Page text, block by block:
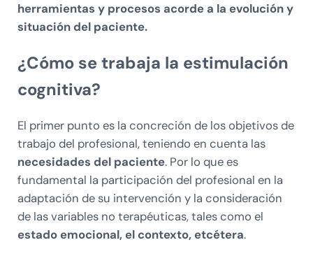
herramientas y procesos acorde a la evolución y
situación del paciente.
¿Cómo se trabaja la estimulación
cognitiva?
El primer punto es la concreción de los objetivos de
trabajo del profesional, teniendo en cuenta las
necesidades del paciente. Por lo que es
fundamental la participación del profesional en la
adaptación de su intervención y la consideración
de las variables no terapéuticas, tales como el
estado emocional, el contexto, etcétera.